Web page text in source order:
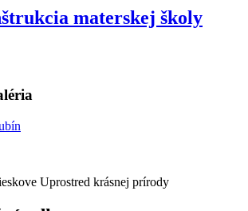
Uprostred krásnej prírody